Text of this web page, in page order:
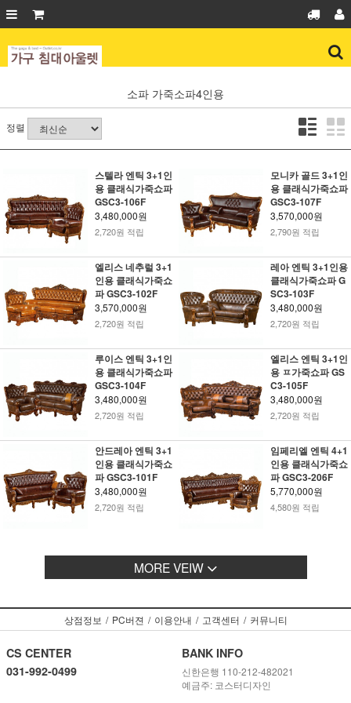
소파 가죽소파4인용
정렬
스텔라 엔틱 3+1인
용 클래식가죽쇼파
GSC3-106F
3,480,000원
2,720원 적립
모니카 골드 3+1인
용 클래식가죽쇼파
GSC3-107F
3,570,000원
2,790원 적립
엘리스 네추럴 3+1
인용 클래식가죽쇼
파 GSC3-102F
3,570,000원
2,720원 적립
레아 엔틱 3+1인용
클래식가죽쇼파 G
SC3-103F
3,480,000원
2,720원 적립
루이스 엔틱 3+1인
용 클래식가죽쇼파
GSC3-104F
3,480,000원
2,720원 적립
엘리스 엔틱 3+1인
용 ㅍ가죽쇼파 GS
C3-105F
3,480,000원
2,720원 적립
안드레아 엔틱 3+1
인용 클래식가죽쇼
파 GSC3-101F
3,480,000원
2,720원 적립
임페리엘 엔틱 4+1
인용 클래식가죽쇼
파 GSC3-206F
5,770,000원
4,580원 적립
MORE VEIW
상점정보 / PC버젼 / 이용안내 / 고객센터 / 커뮤니티
CS CENTER
031-992-0499
BANK INFO
신한은행 110-212-482021
예금주: 코스터디자인